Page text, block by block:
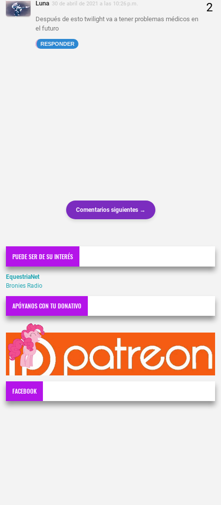
Luna 30 de abril de 2021 a las 10:26 p.m.
Después de esto twilight va a tener problemas médicos en
el futuro
RESPONDER
Comentarios siguientes →
PUEDE SER DE SU INTERÉS
EquestriaNet
Bronies Radio
APÓYANOS CON TU DONATIVO
FACEBOOK